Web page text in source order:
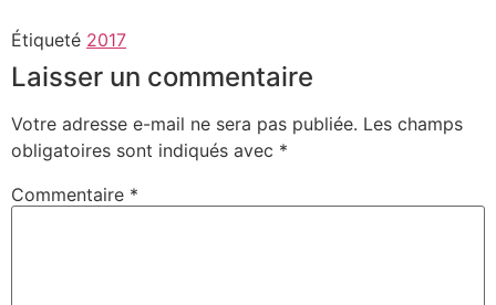
Étiqueté 2017
Laisser un commentaire
Votre adresse e-mail ne sera pas publiée. Les champs
obligatoires sont indiqués avec *
Commentaire *